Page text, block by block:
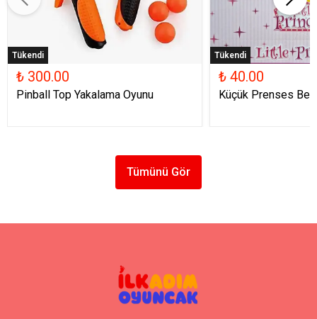
Tükendi
₺ 300.00
Pinball Top Yakalama Oyunu
Tükendi
₺ 40.00
Küçük Prenses
Tümünü Gör